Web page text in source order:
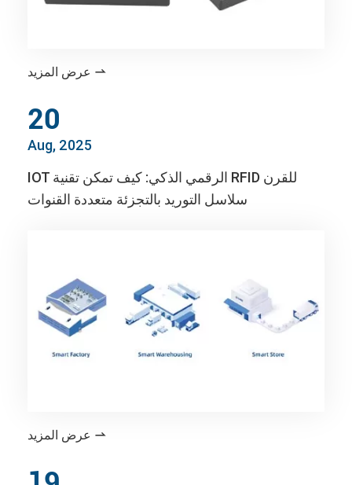

20
Aug, 2025
IOT الرقمي الذكي: كيف تمكن تقنية RFID للقرن
سلاسل التوريد بالتجزئة متعددة القنوات
